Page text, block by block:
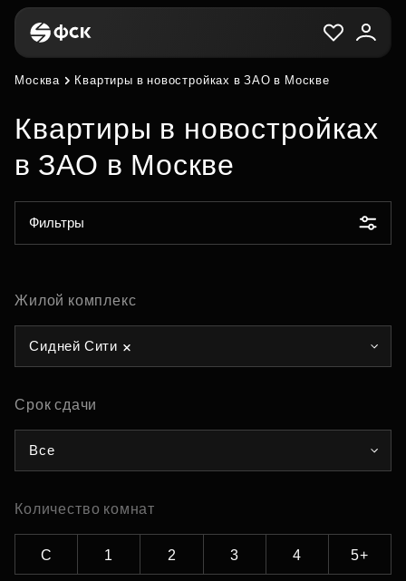
Москва Квартиры в новостройках в ЗАО в Москве
Квартиры в новостройках
в ЗАО в Москве
Фильтры
Жилой комплекс
Сидней Сити
Срок сдачи
Все
Количество комнат
С 1 2 3 4 5+